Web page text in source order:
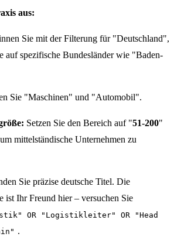
aus:
Sie mit der Filterung für "Deutschland",
auf spezifische Bundesländer wie "Baden-
Sie "Maschinen" und "Automobil".
Setzen Sie den Bereich auf "51-200"
mittelständische Unternehmen zu
Sie präzise deutsche Titel. Die
ist Ihr Freund hier – versuchen Sie
OR "Logistikleiter" OR "Head
.